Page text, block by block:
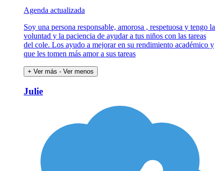
Agenda actualizada
Soy una persona responsable, amorosa , respetuosa y tengo la
voluntad y la paciencia de ayudar a tus niños con las tareas
del cole. Los ayudo a mejorar en su rendimiento académico y
que les tomen más amor a sus tareas
+ Ver más - Ver menos
Julie